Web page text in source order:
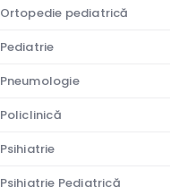
Ortopedie pediatrică
Pediatrie
Pneumologie
Policlinică
Psihiatrie
Psihiatrie Pediatrică